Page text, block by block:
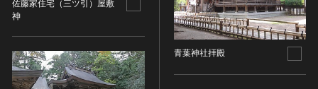
佐藤家住宅（三ツ引）屋敷
神
青葉神社拝殿
古墳
集落跡
その他